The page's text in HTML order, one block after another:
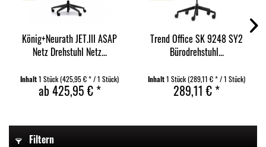
König+Neurath JET.III ASAP
Netz Drehstuhl Netz...
Inhalt1 Stück(425,95 € * / 1 Stück)
ab 425,95 € *
Trend Office SK 9248 SY2
Bürodrehstuhl...
Inhalt1 Stück(289,11 € * / 1 Stück)
289,11 € *
Filtern